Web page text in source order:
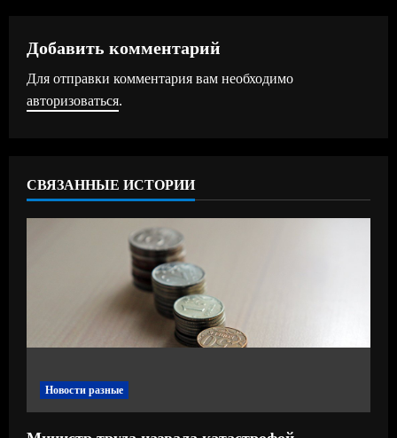
ж
и
ч
и
Добавить комментарий
Для отправки комментария вам необходимо
авторизоваться.
СВЯЗАННЫЕ ИСТОРИИ
Новости разные